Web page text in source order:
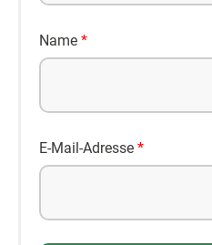
Name *
E-Mail-Adresse *